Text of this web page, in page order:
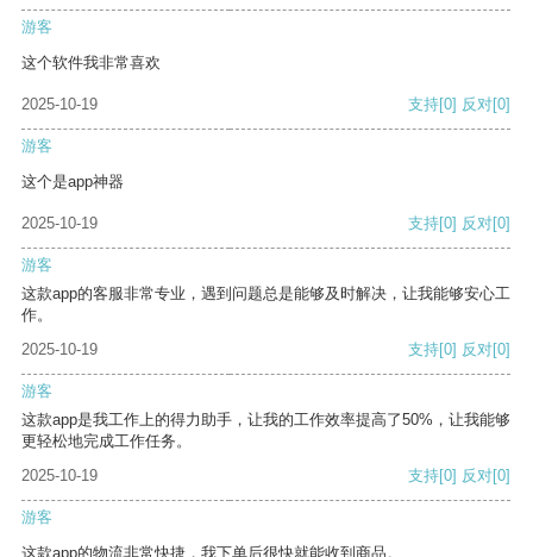
游客
这个软件我非常喜欢
2025-10-19 支持[0] 反对[0]
游客
这个是app神器
2025-10-19 支持[0] 反对[0]
游客
这款app的客服非常专业，遇到问题总是能够及时解决，让我能够安心工
作。
2025-10-19
支持[0] 反对[0]
游客
这款app是我工作上的得力助手，让我的工作效率提高了50%，让我能够
更轻松地完成工作任务。
2025-10-19
支持[0] 反对[0]
游客
这款app的物流非常快捷，我下单后很快就能收到商品。